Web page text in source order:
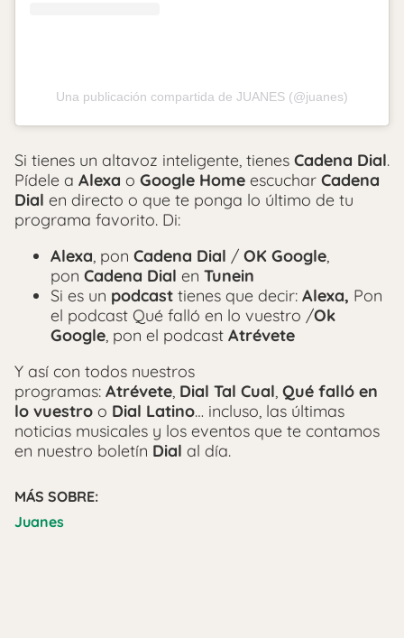
Una publicación compartida de JUANES (@juanes)
Si tienes un altavoz inteligente, tienes Cadena Dial.
Pídele a Alexa o Google Home escuchar Cadena
Dial en directo o que te ponga lo último de tu
programa favorito. Di:
Alexa , pon Cadena Dial / OK Google
pon Cadena Dial en Tunein
Si es un podcast tienes que decir: Alexa, Pon
el podcast Qué falló en lo vuestro /Ok
Google , pon el podcast Atrévete
Y así con todos nuestros
programas: Atrévete Dial Tal Cual Qué falló en
lo vuestro o Dial Latino… incluso, las últimas
noticias musicales y los eventos que te contamos
en nuestro boletín Dial al día.
MÁS SOBRE:
Juanes